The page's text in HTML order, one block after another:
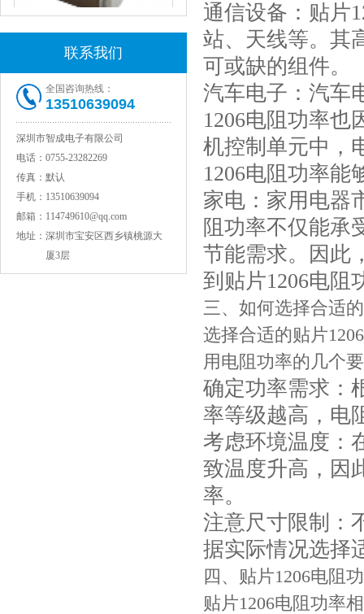
COG高压贴片电容1812 3KV 470PF 5%精度
联系我们
全国咨询热线：
13510639094
深圳市智成电子有限公司
电话： 0755-23282269
传真： 默认
手机： 13510639094
邮箱： 114749610@qq.com
地址： 深圳市宝安区西乡镇桃源大
厦3层
通信设备：贴片
站、天线等。其
可或缺的组件。
汽车电子：汽车
1206电阻功率也
机控制单元中，
1206电阻功率能
家电：家用电器
阻功率不仅能承
节能需求。因此
到贴片1206电阻
三、如何选择合适
选择合适的贴片
用电阻功率的几个
确定功率需求：
率等级越高，电
考虑环境温度：
致温度升高，因
率。
注意尺寸限制：
据实际情况选择
四、贴片1206电阻
贴片1206电阻功率